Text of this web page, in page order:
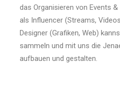
das Organisieren von Events
als Influencer (Streams,
Designer (Grafiken, Web)
sammeln und mit uns die
aufbauen und gestalten.